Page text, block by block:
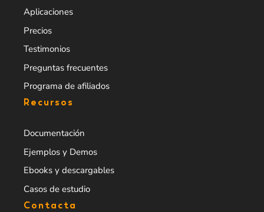
Aplicaciones
Precios
Testimonios
Preguntas frecuentes
Programa de afiliados
Recursos
Documentación
Ejemplos y Demos
Ebooks y descargables
Casos de estudio
Contacta